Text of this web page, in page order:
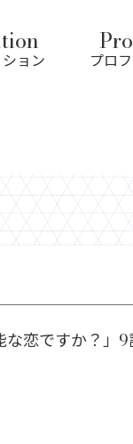
ョン プロ
な恋ですか？